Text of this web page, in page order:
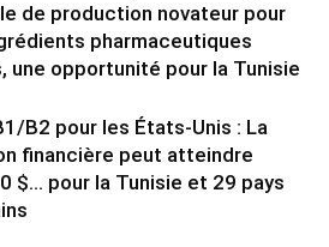
de production novateur pour
pharmaceutiques
une opportunité pour la Tunisie
B2 pour les États-Unis : La
financière peut atteindre
$… pour la Tunisie et 29 pays